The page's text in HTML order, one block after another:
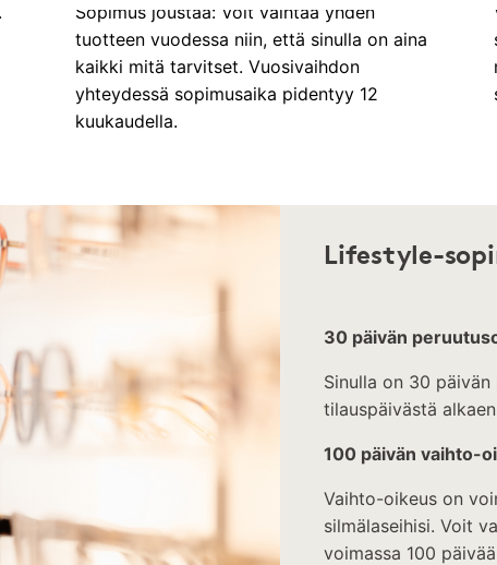
Sopimus joustaa: Voit vaihtaa yhden
tuotteen vuodessa niin, että sinulla on aina
kaikki mitä tarvitset. Vuosivaihdon
yhteydessä sopimusaika pidentyy 12
kuukaudella.
Lifestyle-
30 päivän
Sinulla on 30
tilauspäivästä
100 päivän vaihto-
Vaihto-oikeus on
silmälaseihisi. Voit
voimassa 100